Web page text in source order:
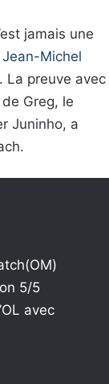
jamais une
Jean-Michel
La preuve avec
Greg, le
Juninho, a
5/5
avec